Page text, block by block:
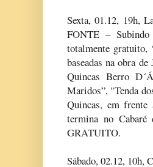
Sexta, 01.12, 19h,
FONTE –
totalmente gratuito,
baseadas na obra
Quincas Berro
Maridos”, "Tenda
Quincas, em frente
termina no
GRATUITO.
Sábado, 02.12,